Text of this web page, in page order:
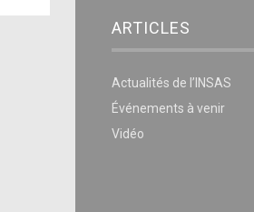
ARTICLES
Actualités de l’INSAS
Événements à venir
Vidéo